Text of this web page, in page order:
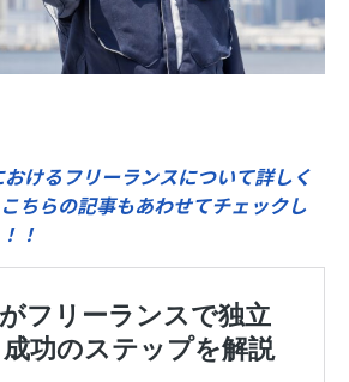
けるフリーランスについて詳しく
ちらの記事もあわせてチェックし
！